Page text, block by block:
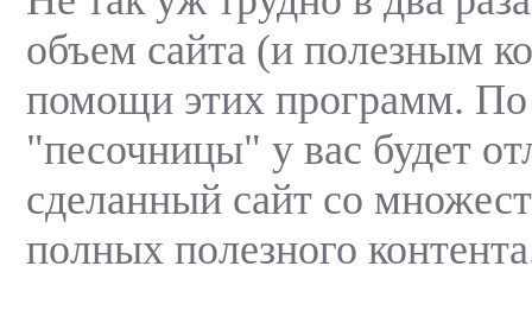
объем сайта (и полезным
помощи этих программ. По
"песочницы" у вас будет
сделанный сайт со
полных полезного